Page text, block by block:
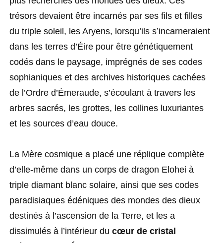
trésors devaient être incarnés par ses fils et filles
du triple soleil, les Aryens, lorsqu’ils s’incarneraient
dans les terres d’Éire pour être génétiquement
codés dans le paysage, imprégnés de ses codes
sophianiques et des archives historiques cachées
de l’Ordre d’Émeraude, s’écoulant à travers les
arbres sacrés, les grottes, les collines luxuriantes
et les sources d’eau douce.
La Mère cosmique a placé une réplique complète
d’elle-même dans un corps de dragon Elohei à
triple diamant blanc solaire, ainsi que ses codes
paradisiaques édéniques des mondes des dieux
destinés à l’ascension de la Terre, et les a
dissimulés à l’intérieur du cœur de cristal